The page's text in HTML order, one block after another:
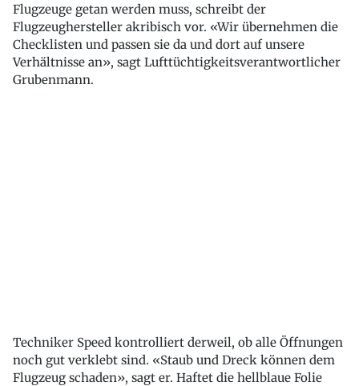
Flugzeuge getan werden muss, schreibt der
Flugzeughersteller akribisch vor. «Wir übernehmen die
Checklisten und passen sie da und dort auf unsere
Verhältnisse an», sagt Lufttüchtigkeitsverantwortlicher
Grubenmann.
Techniker Speed kontrolliert derweil, ob alle Öffnungen
noch gut verklebt sind. «Staub und Dreck können dem
Flugzeug schaden», sagt er. Haftet die hellblaue Folie